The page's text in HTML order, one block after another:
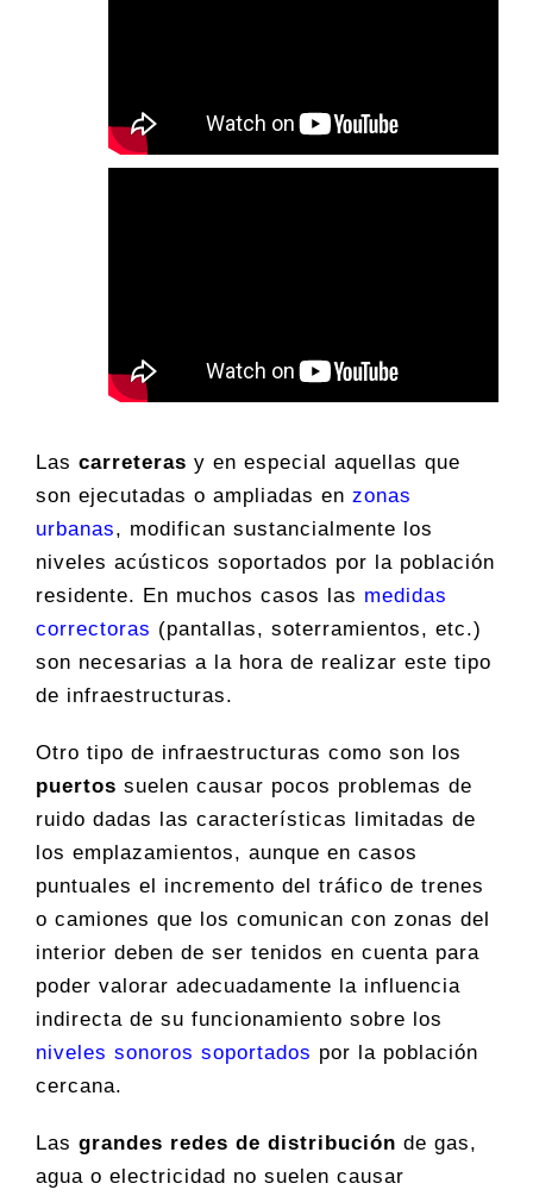
Las carreteras y en especial aquellas que
son ejecutadas o ampliadas en zonas
urbanas, modifican sustancialmente los
niveles acústicos soportados por la población
residente. En muchos casos las medidas
correctoras (pantallas, soterramientos, etc.)
son necesarias a la hora de realizar este tipo
de infraestructuras.
Otro tipo de infraestructuras como son los
puertos suelen causar pocos problemas de
ruido dadas las características limitadas de
los emplazamientos, aunque en casos
puntuales el incremento del tráfico de trenes
o camiones que los comunican con zonas del
interior deben de ser tenidos en cuenta para
poder valorar adecuadamente la influencia
indirecta de su funcionamiento sobre los
niveles sonoros soportados por la población
cercana.
Las grandes redes de distribución de gas,
agua o electricidad no suelen causar